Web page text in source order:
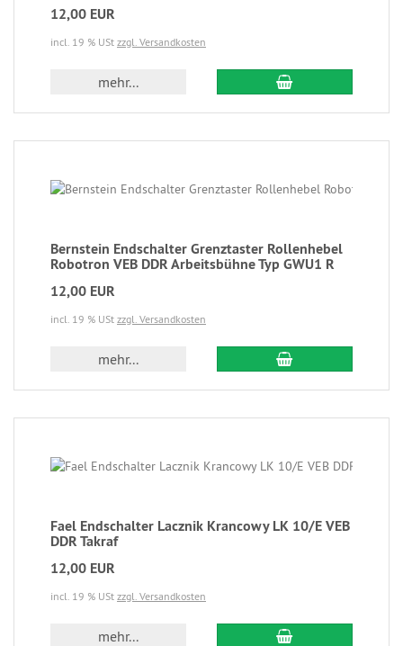
12,00 EUR
incl. 19 % USt zzgl. Versandkosten
mehr...
Bernstein Endschalter Grenztaster Rollenhebel
Robotron VEB DDR Arbeitsbühne Typ GWU1 R
12,00 EUR
incl. 19 % USt zzgl. Versandkosten
mehr...
Fael Endschalter Lacznik Krancowy LK 10/E VEB
DDR Takraf
12,00 EUR
incl. 19 % USt zzgl. Versandkosten
mehr...